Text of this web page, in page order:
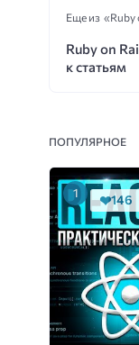
Еще из «Ruby
Ruby on
к статьям
ПОПУЛЯРНОЕ
146